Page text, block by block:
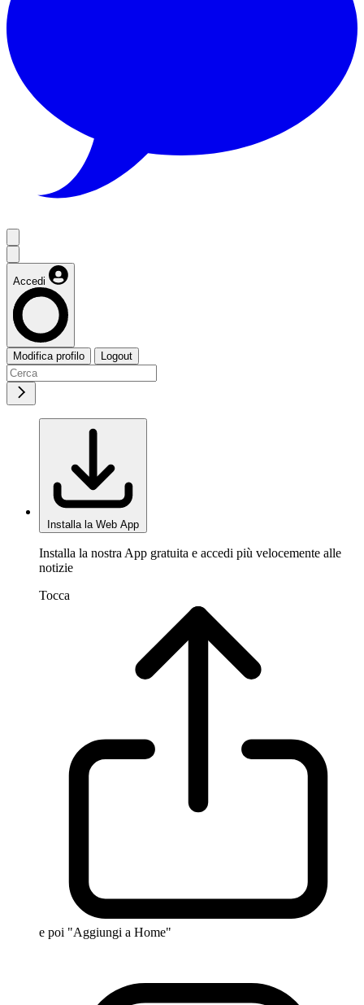
Accedi
Modifica profilo Logout
Installa la Web App
Installa la nostra App gratuita e accedi più velocemente alle
notizie
Tocca
e poi "Aggiungi a Home"